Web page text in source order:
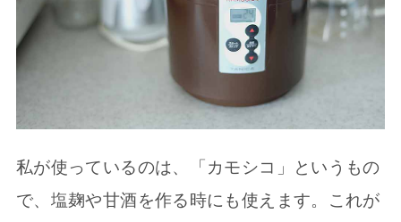
私が使っているのは、「カモシコ」というもの
で、塩麹や甘酒を作る時にも使えます。これが